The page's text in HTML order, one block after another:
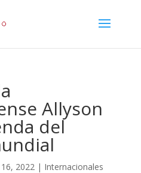
Allyson
del
16, 2022| Internacionales